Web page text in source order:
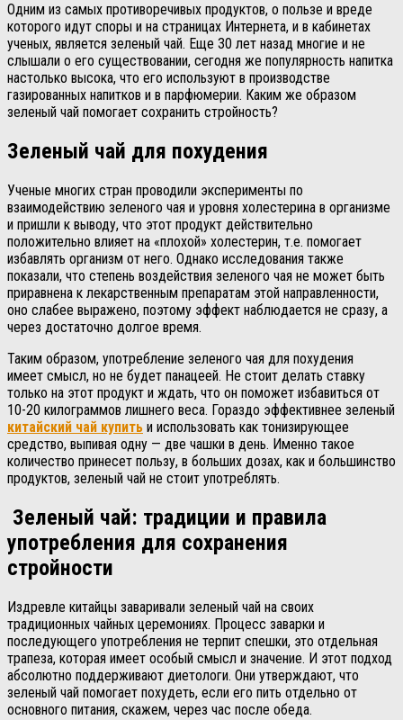
Одним из самых противоречивых продуктов, о пользе и вреде
которого идут споры и на страницах Интернета, и в кабинетах
ученых, является зеленый чай. Еще 30 лет назад многие и не
слышали о его существовании, сегодня же популярность напитка
настолько высока, что его используют в производстве
газированных напитков и в парфюмерии. Каким же образом
зеленый чай помогает сохранить стройность?
Зеленый чай для похудения
Ученые многих стран проводили эксперименты по
взаимодействию зеленого чая и уровня холестерина в организме
и пришли к выводу, что этот продукт действительно
положительно влияет на «плохой» холестерин, т.е. помогает
избавлять организм от него. Однако исследования также
показали, что степень воздействия зеленого чая не может быть
приравнена к лекарственным препаратам этой направленности,
оно слабее выражено, поэтому эффект наблюдается не сразу, а
через достаточно долгое время.
Таким образом, употребление зеленого чая для похудения
имеет смысл, но не будет панацеей. Не стоит делать ставку
только на этот продукт и ждать, что он поможет избавиться от
10-20 килограммов лишнего веса. Гораздо эффективнее зеленый
китайский чай купить и использовать как тонизирующее
средство, выпивая одну — две чашки в день. Именно такое
количество принесет пользу, в больших дозах, как и большинство
продуктов, зеленый чай не стоит употреблять.
Зеленый чай: традиции и правила
употребления для сохранения
стройности
Издревле китайцы заваривали зеленый чай на своих
традиционных чайных церемониях. Процесс заварки и
последующего употребления не терпит спешки, это отдельная
трапеза, которая имеет особый смысл и значение. И этот подход
абсолютно поддерживают диетологи. Они утверждают, что
зеленый чай помогает похудеть, если его пить отдельно от
основного питания, скажем, через час после обеда.